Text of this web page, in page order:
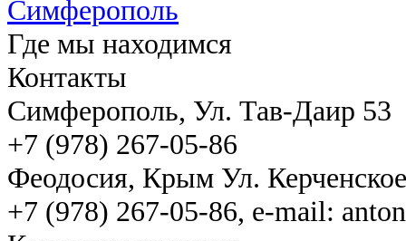
Где мы находимся
Контакты
Симферополь, Ул. Тав-Даир 53
+7 (978) 267-05-86
Феодосия, Крым Ул.
+7 (978) 267-05-86, e-mail: